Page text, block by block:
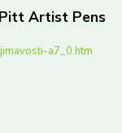
Pitt Artist Pens
a7_0.htm